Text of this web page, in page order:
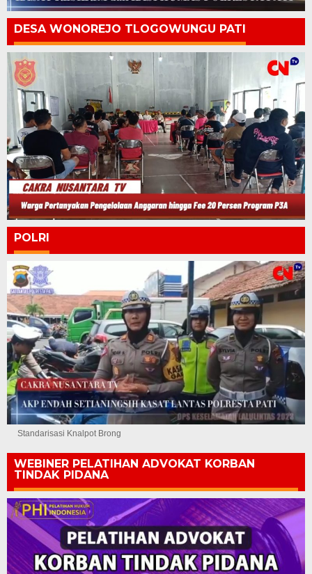
DESA WONOREJO TLOGOWUNGU PATI
POLRI
Standarisasi Knalpot Brong
WEBINER PELATIHAN ADVOKAT KORBAN
TINDAK PIDANA